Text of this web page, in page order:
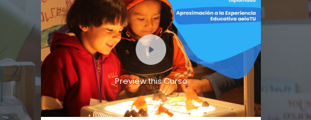
Preview this Curso